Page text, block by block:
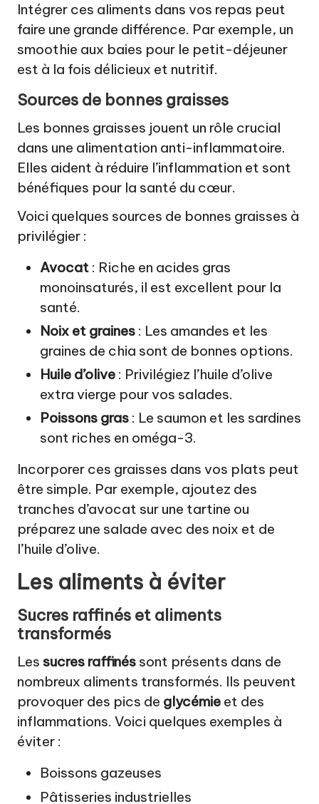
Intégrer ces aliments dans vos repas peut
faire une grande différence. Par exemple, un
smoothie aux baies pour le petit-déjeuner
est à la fois délicieux et nutritif.
Sources de bonnes graisses
Les bonnes graisses jouent un rôle crucial
dans une alimentation anti-inflammatoire.
Elles aident à réduire l’inflammation et sont
bénéfiques pour la santé du cœur.
Voici quelques sources de bonnes graisses à
privilégier :
Avocat : Riche en acides gras
monoinsaturés, il est excellent pour la
santé.
Noix et graines : Les amandes et les
graines de chia sont de bonnes options.
Huile d’olive : Privilégiez l’huile d’olive
extra vierge pour vos salades.
Poissons gras : Le saumon et les sardines
sont riches en oméga-3.
Incorporer ces graisses dans vos plats peut
être simple. Par exemple, ajoutez des
tranches d’avocat sur une tartine ou
préparez une salade avec des noix et de
l’huile d’olive.
Les aliments à éviter
Sucres raffinés et aliments
transformés
Les sucres raffinés sont présents dans de
nombreux aliments transformés. Ils peuvent
provoquer des pics de glycémie et des
inflammations. Voici quelques exemples à
éviter :
Boissons gazeuses
Pâtisseries industrielles